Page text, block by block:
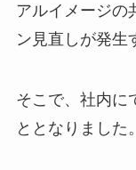
アルイメージの
ン見直しが発生
そこで、社内に
ととなりました。